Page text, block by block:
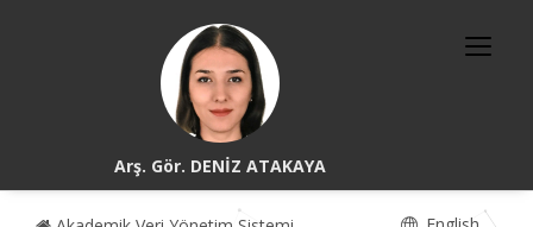
Arş. Gör. DENİZ ATAKAYA